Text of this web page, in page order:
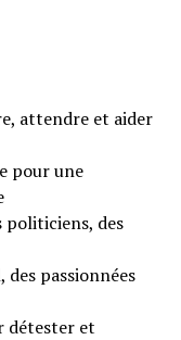
attendre et aider
pour une
politiciens, des
des passionnées
détester et